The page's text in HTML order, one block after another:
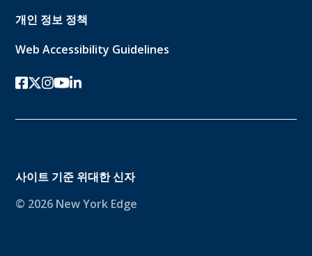
개인 정보 정책
Web Accessibility Guidelines
페이스북
트위터-x
인스 타 그램
유튜브링크드인
사이트 기준 위대한 신자
© 2026 New York Edge